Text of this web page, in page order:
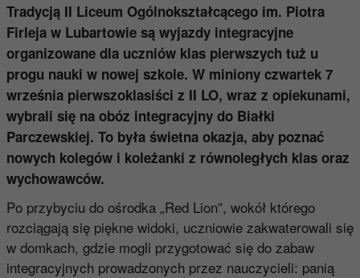
Tradycją II Liceum Ogólnokształcącego im. Piotra
Firleja w Lubartowie są wyjazdy integracyjne
organizowane dla uczniów klas pierwszych tuż u
progu nauki w nowej szkole. W miniony czwartek 7
września pierwszoklasiści z II LO, wraz z opiekunami,
wybrali się na obóz integracyjny do Białki
Parczewskiej. To była świetna okazja, aby poznać
nowych kolegów i koleżanki z równoległych klas oraz
wychowawców.
Po przybyciu do ośrodka „Red Lion”, wokół którego
rozciągają się piękne widoki, uczniowie zakwaterowali się
w domkach, gdzie mogli przygotować się do zabaw
integracyjnych prowadzonych przez nauczycieli: panią